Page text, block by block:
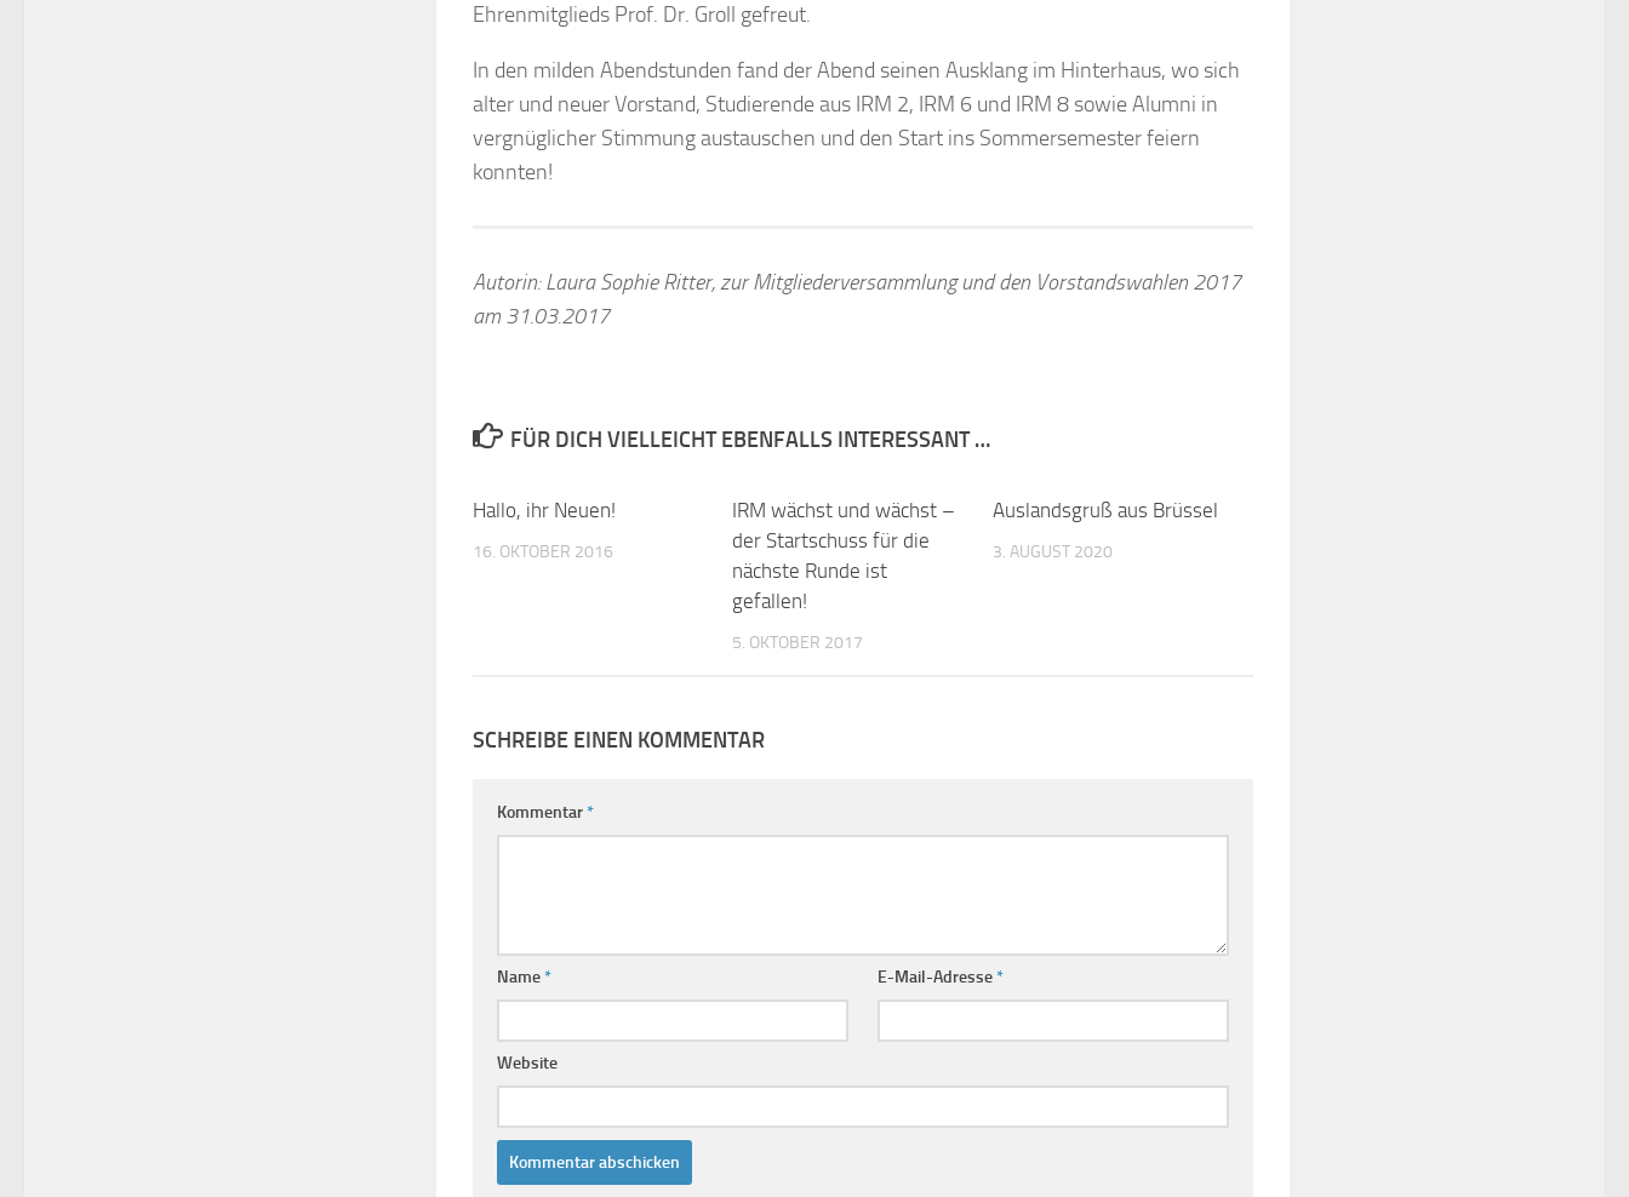
Ehrenmitglieds Prof. Dr. Groll gefreut.
In den milden Abendstunden fand der Abend seinen Ausklang im Hinterhaus, wo sich
alter und neuer Vorstand, Studierende aus IRM 2, IRM 6 und IRM 8 sowie Alumni in
vergnüglicher Stimmung austauschen und den Start ins Sommersemester feiern
konnten!
Autorin: Laura Sophie Ritter, zur Mitgliederversammlung und den Vorstandswahlen 2017
am 31.03.2017
FÜR DICH VIELLEICHT EBENFALLS INTERESSANT …
Hallo, ihr Neuen!
16. OKTOBER 2016
IRM wächst und wächst –
der Startschuss für die
nächste Runde ist
gefallen!
5. OKTOBER 2017
Auslandsgruß aus Brüssel
3. AUGUST 2020
SCHREIBE EINEN KOMMENTAR
Kommentar*
Name* E-Mail-Adresse*
Website